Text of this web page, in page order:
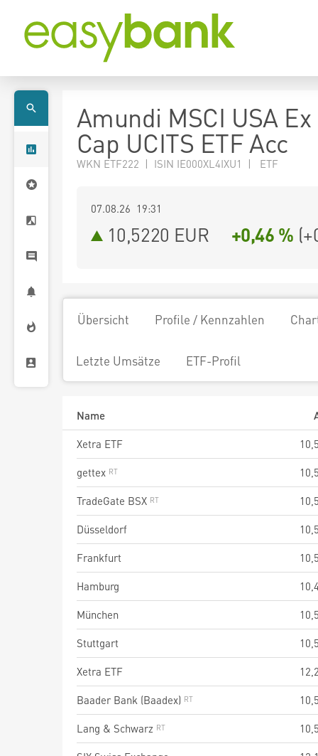
Amundi MSCI USA
Cap UCITS ETF Acc
WKN ETF222 | ISIN IE000XL4IXU1 | ETF
07.08.26 19:31
10,5220 EUR +0,46 % (
Übersicht Profile / Kennzahlen
Letzte Umsätze ETF-Profil
Name
Xetra ETF
gettex
TradeGate BSX
Düsseldorf
Frankfurt
Hamburg
München
Stuttgart
Xetra ETF
Baader Bank (Baadex)
Lang & Schwarz